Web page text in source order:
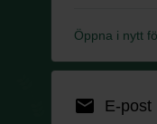
Öppna i nytt
email E-post